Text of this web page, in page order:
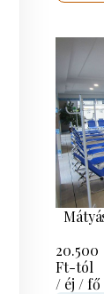
20.500
Ft-tól
/ éj / fő